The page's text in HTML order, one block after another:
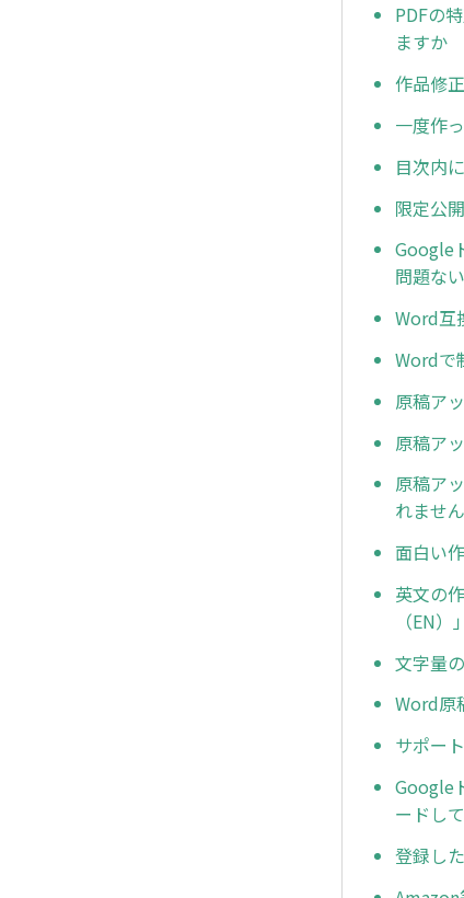
PDFの
ますか
作品修
一度作
目次内
限定公
Google
問題な
Word互
Wordで
原稿ア
原稿ア
原稿ア
れません
面白い
英文の
（EN
文字量
Word原
サポー
Google
ードし
登録し